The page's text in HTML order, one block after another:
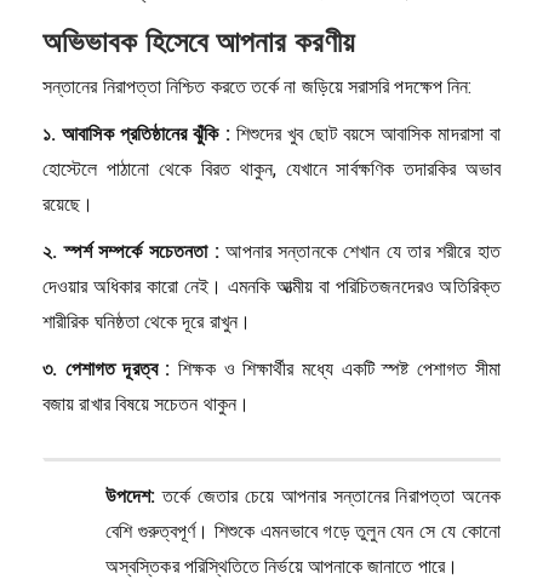
অভিভাবক হিসেবে আপনার করণীয়
সন্তানের নিরাপত্তা নিশ্চিত করতে তর্কে না জড়িয়ে সরাসরি পদক্ষেপ নিন:
১. আবাসিক প্রতিষ্ঠানের ঝুঁকি :শিশুদের খুব ছোট বয়সে আবাসিক মাদরাসা বা
হোস্টেলে পাঠানো থেকে বিরত থাকুন, যেখানে সার্বক্ষণিক তদারকির অভাব
রয়েছে।
২. স্পর্শ সম্পর্কে সচেতনতা : আপনার সন্তানকে শেখান যে তার শরীরে হাত
দেওয়ার অধিকার কারো নেই। এমনকি আত্মীয় বা পরিচিতজনদেরও অতিরিক্ত
শারীরিক ঘনিষ্ঠতা থেকে দূরে রাখুন।
৩. পেশাগত দূরত্ব : শিক্ষক ও শিক্ষার্থীর মধ্যে একটি স্পষ্ট পেশাগত সীমা
বজায় রাখার বিষয়ে সচেতন থাকুন।
উপদেশ: তর্কে জেতার চেয়ে আপনার সন্তানের নিরাপত্তা অনেক
বেশি গুরুত্বপূর্ণ। শিশুকে এমনভাবে গড়ে তুলুন যেন সে যে কোনো
অস্বস্তিকর পরিস্থিতিতে নির্ভয়ে আপনাকে জানাতে পারে।